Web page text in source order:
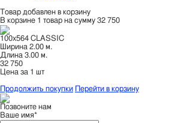
Товар добавлен в корзину
В корзине 1 товар на сумму 32 750
100x564 CLASSIC
Ширина 2.00 м.
Длина 3.00 м.
32 750
Цена за 1 шт
Продолжить покупки Перейти в корзину
Позвоните нам
Ваше имя*